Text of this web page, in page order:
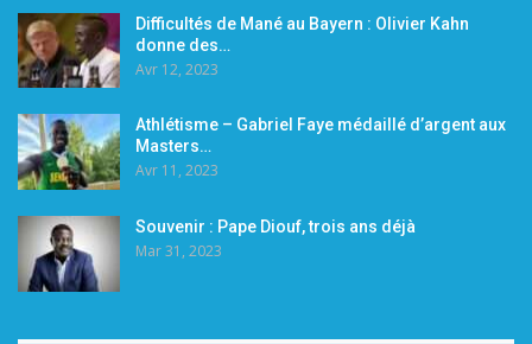
Difficultés de Mané au Bayern : Olivier Kahn
donne des…
Avr 12, 2023
Athlétisme – Gabriel Faye médaillé d’argent aux
Masters…
Avr 11, 2023
Souvenir : Pape Diouf, trois ans déjà
Mar 31, 2023